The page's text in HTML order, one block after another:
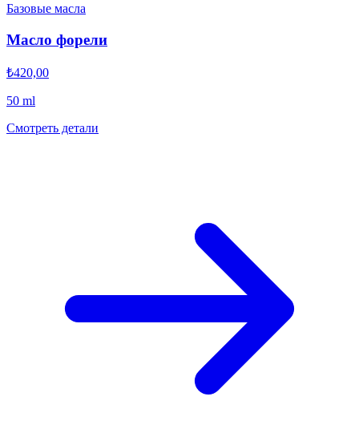
Базовые масла
Масло форели
₺420,00
50 ml
Смотреть детали